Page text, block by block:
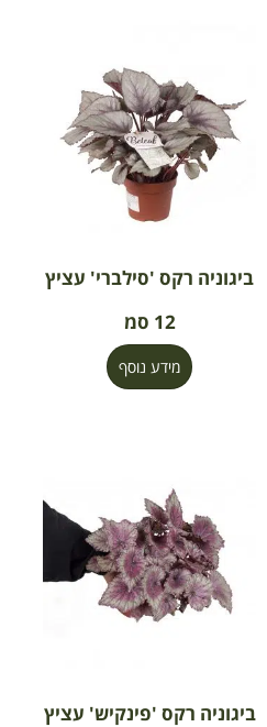
ביגוניה רקס 'סילברי' עציץ
12 סמ
מידע נוסף
ביגוניה רקס 'פינקיש' עציץ